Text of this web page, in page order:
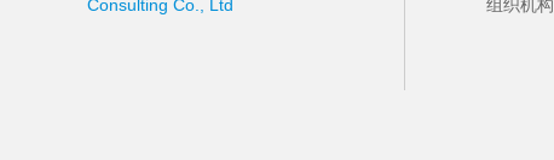
Consulting Co., Ltd
组织机构